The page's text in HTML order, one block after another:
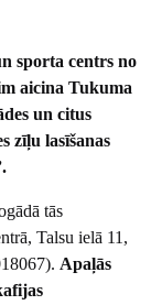
sporta centrs no
aicina Tukuma
un citus
zīļu lasīšanas
tās
Talsu ielā 11,
Apaļās